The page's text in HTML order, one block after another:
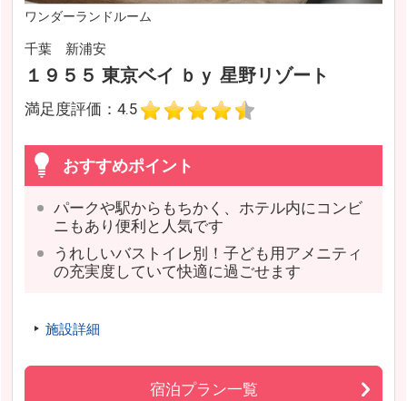
ワンダーランドルーム
千葉 新浦安
１９５５ 東京ベイ ｂｙ 星野リゾート
満足度評価：4.5
おすすめポイント
パークや駅からもちかく、ホテル内にコンビ
ニもあり便利と人気です
うれしいバストイレ別！子ども用アメニティ
の充実度していて快適に過ごせます
施設詳細
宿泊プラン一覧